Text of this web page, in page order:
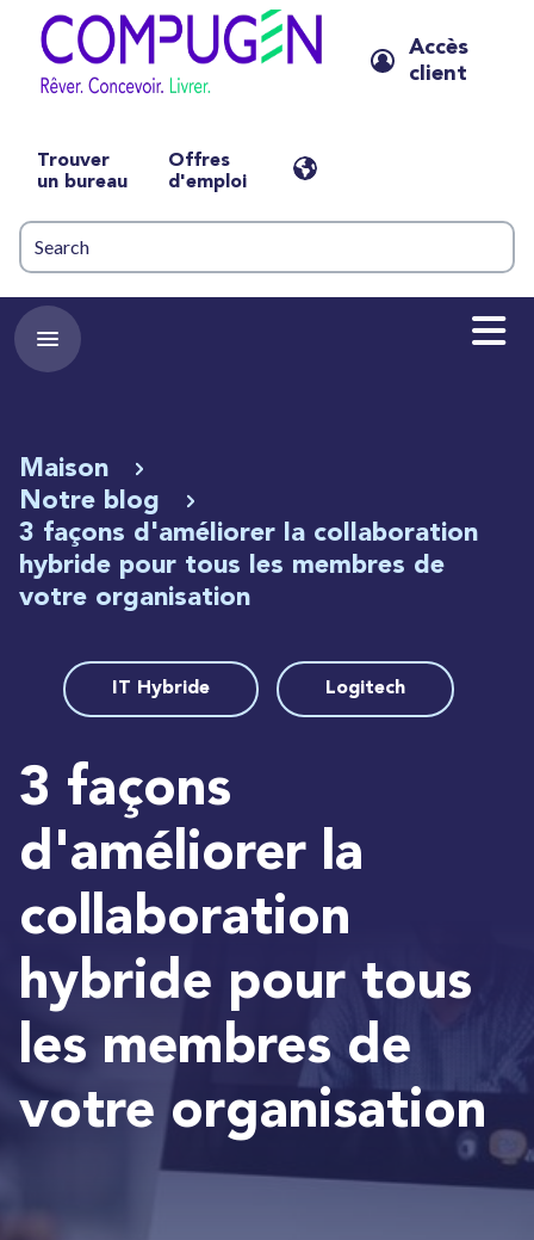
Accès
client
Trouver
un bureau
Offres
d'emploi
Maison
Notre blog
3 façons d'améliorer la collaboration
hybride pour tous les membres de
votre organisation
IT Hybride Logitech
3 façons
d'améliorer la
collaboration
hybride pour tous
les membres de
votre organisation